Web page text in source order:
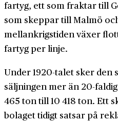
fartyg, ett som fraktar till
som skeppar till Malmö
mellan­krigs­tiden växer
fartyg per linje.
Under 1920-talet sker
säljningen mer än 20-­
465 ton till 10 418 ton. Ett
bolaget tidigt satsar på